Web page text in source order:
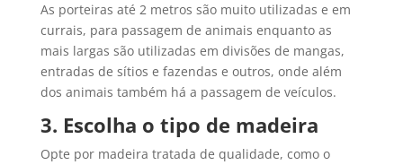
As porteiras até 2 metros são muito utilizadas e em
currais, para passagem de animais enquanto as
mais largas são utilizadas em divisões de mangas,
entradas de sítios e fazendas e outros, onde além
dos animais também há a passagem de veículos.
3. Escolha o tipo de madeira
Opte por madeira tratada de qualidade, como o